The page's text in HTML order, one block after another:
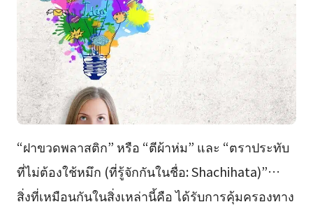
“ฝาขวดพลาสติก” หรือ “ตีผ้าห่ม” และ “ตราประทับ
ที่ไม่ต้องใช้หมึก (ที่รู้จักกันในชื่อ: Shachihata)”…
สิ่งที่เหมือนกันในสิ่งเหล่านี้คือ ได้รับการคุ้มครองทาง